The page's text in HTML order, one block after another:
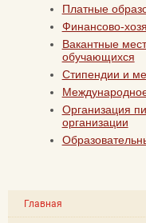
Платные
Финансово-
Вакантные
обучающихся
Стипендии и
Организация
организации
Главная